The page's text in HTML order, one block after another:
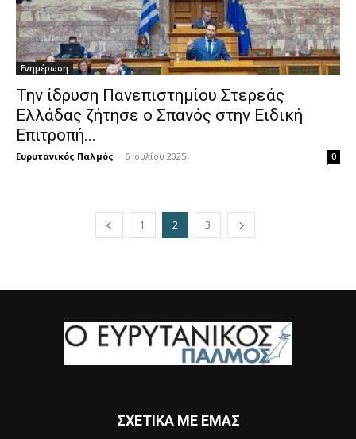
Ενημέρωση
Την ίδρυση Πανεπιστημίου Στερεάς
Ελλάδας ζήτησε ο Σπανός στην Ειδική
Επιτροπή...
Ευρυτανικός Παλμός - 6 Ιουλίου 2025 0
1 2 3
ΣΧΕΤΙΚΑ ΜΕ ΕΜΑΣ